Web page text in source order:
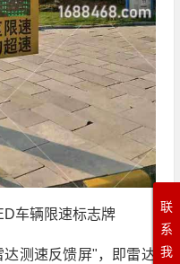
车辆限速标志牌
测速反馈屏"，即雷达
联
系
我